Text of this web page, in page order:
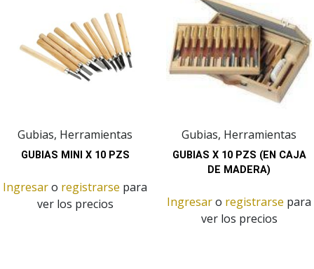
Gubias, Herramientas
GUBIAS MINI X 10 PZS
Ingresaro registrarse para
ver los precios
Gubias, Herramientas
GUBIAS X 10 PZS (EN CAJA
DE MADERA)
Ingresaro registrarse para
ver los precios